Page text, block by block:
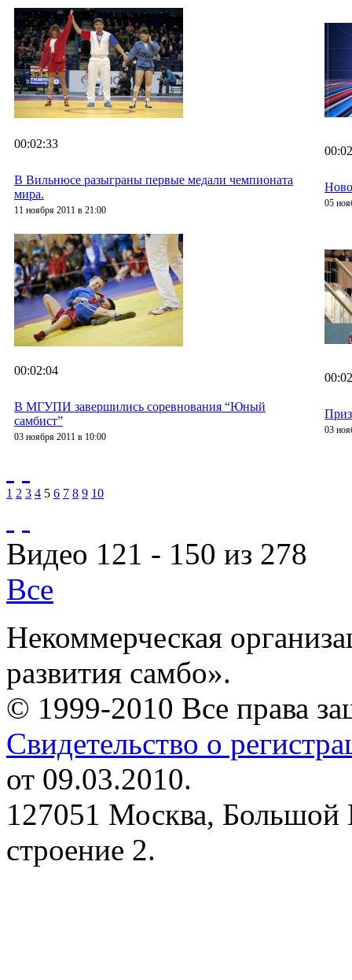
00:02:33
В Вильнюсе разыграны первые медали чемпионата
мира.
11 ноября 2011 в 21:00
05
00:02:04
В МГУПИ завершились соревнования “Юный
самбист”
03 ноября 2011 в 10:00
03
1 2 3 4 5 6 7 8 9 10
Видео 121 - 150 из 278
Все
Некоммерческая
развития самбо».
© 1999-2010 Все права
Свидетельство о
от 09.03.2010.
127051 Москва, Большой
строение 2.